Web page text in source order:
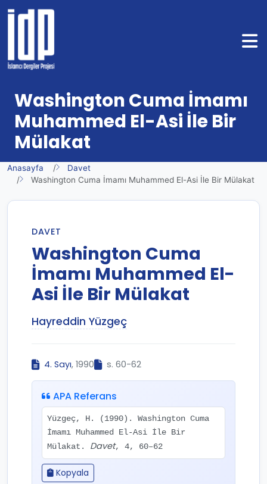
Washington Cuma İmamı
Muhammed El-Asi İle Bir
Mülakat
Anasayfa
Davet
Washington Cuma İmamı Muhammed El-Asi İle Bir Mülakat
DAVET
Washington Cuma
İmamı Muhammed El-
Asi İle Bir Mülakat
Hayreddin Yüzgeç
4. Sayı, 1990 s. 60-62
APA Referans
Yüzgeç, H. (1990). Washington Cuma
İmamı Muhammed El-Asi İle Bir
Mülakat. Davet, 4, 60–62
Kopyala